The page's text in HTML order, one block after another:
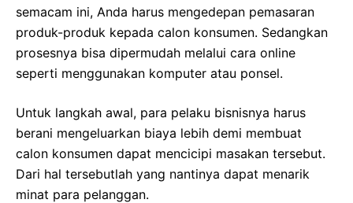
semacam ini, Anda harus mengedepan pemasaran
produk-produk kepada calon konsumen. Sedangkan
prosesnya bisa dipermudah melalui cara online
seperti menggunakan komputer atau ponsel.
Untuk langkah awal, para pelaku bisnisnya harus
berani mengeluarkan biaya lebih demi membuat
calon konsumen dapat mencicipi masakan tersebut.
Dari hal tersebutlah yang nantinya dapat menarik
minat para pelanggan.